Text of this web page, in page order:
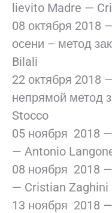
lievito Madre —
08 октября 2018
осени – метод
Bilali
22 октября 2018
непрямой метод
Stocco
05 ноября 2018
— Antonio
08 ноября 2018
— Cristian Zaghini
13 ноября 2018